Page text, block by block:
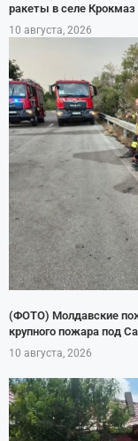
ракеты в селе Крокмаз
10 августа, 2026
(ФОТО) Молдавские
крупного пожара под
10 августа, 2026